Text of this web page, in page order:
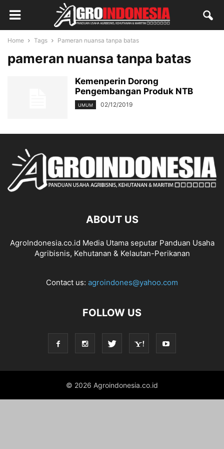
Home Tags Pameran nuansa tanpa batas
pameran nuansa tanpa batas
Kemenperin Dorong
Pengembangan Produk NTB
UMUM 02/12/2019
ABOUT US
AgroIndonesia.co.id Media Utama seputar Panduan Usaha
Agribisnis, Kehutanan & Kelautan-Perikanan
Contact us: agroindones@yahoo.com
FOLLOW US
© 2026 Agroindonesia.co.id